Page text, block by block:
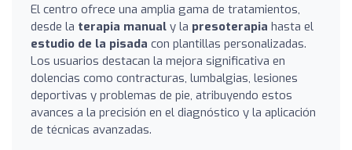
El centro ofrece una amplia gama de tratamientos,
desde la terapia manual y la presoterapia hasta el
estudio de la pisada con plantillas personalizadas.
Los usuarios destacan la mejora significativa en
dolencias como contracturas, lumbalgias, lesiones
deportivas y problemas de pie, atribuyendo estos
avances a la precisión en el diagnóstico y la aplicación
de técnicas avanzadas.